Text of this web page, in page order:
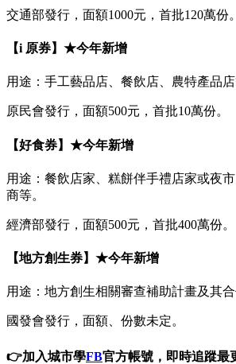
交通部發行，面額1000元，首批120萬份。
【i 原券】★今年新增
用途：手工藝品店、餐飲店、農特產品店
原民會發行，面額500元，首批10萬份。
【好食券】★今年新增
用途：餐飲店家、糕餅伴手禮店家或夜
商等。
經濟部發行，面額500元，首批400萬份。
【地方創生券】★今年新增
用途：地方創生相關審查補助計畫及其合
國發會發行，面額、份數未定。
👉加入城市學FB官方帳號，即時追蹤最